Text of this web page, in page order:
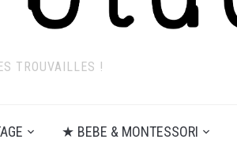
TROUVAILLES !
★ BEBE & MONTESSORI